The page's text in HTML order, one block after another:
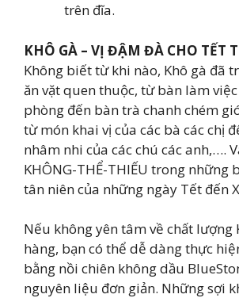
trên đĩa.
KHÔ GÀ – VỊ ĐẬM ĐÀ CHO TẾT
Không biết từ khi nào, Khô gà đã
ăn vặt quen thuộc, từ bàn làm
phòng đến bàn trà chanh chém
từ món khai vị của các bà các chị
nhâm nhi của các chú các anh,….
KHÔNG-THỂ-THIẾU trong những
tân niên của những ngày Tết đến
Nếu không yên tâm về chất lượng
hàng, bạn có thể dễ dàng thực
bằng nồi chiên không dầu
nguyên liệu đơn giản. Những sợi